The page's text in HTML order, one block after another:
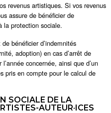
revenus artistiques. Si vos revenus
assure de bénéficier de
la protection sociale.
bénéficier d’indemnités
adoption) en cas d’arrêt de
concernée, ainsi que d’un
pris en compte pour le calcul de
SOCIALE DE LA
AUTEUR·ICES